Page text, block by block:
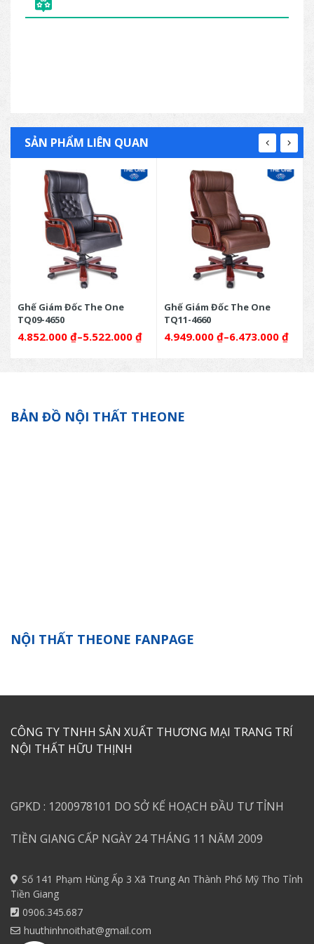
thuộc vào chất liệu da bọc ghế.
SẢN PHẨM LIÊN QUAN
Ghế Giám Đốc The One
TQ09-4650
4.852.000 ₫–5.522.000 ₫
Ghế Giám Đốc The One
TQ11-4660
4.949.000 ₫–6.473.000 ₫
BẢN ĐỒ NỘI THẤT THEONE
NỘI THẤT THEONE FANPAGE
CÔNG TY TNHH SẢN XUẤT THƯƠNG MẠI TRANG TRÍ
NỘI THẤT HỮU THỊNH
GPKD : 1200978101 DO SỞ KẾ HOẠCH ĐẦU TƯ TỈNH
TIỀN GIANG CẤP NGÀY 24 THÁNG 11 NĂM 2009
Số 141 Phạm Hùng Ấp 3 Xã Trung An Thành Phố Mỹ Tho Tỉnh
Tiền Giang
0906.345.687
huuthinhnoithat@gmail.com